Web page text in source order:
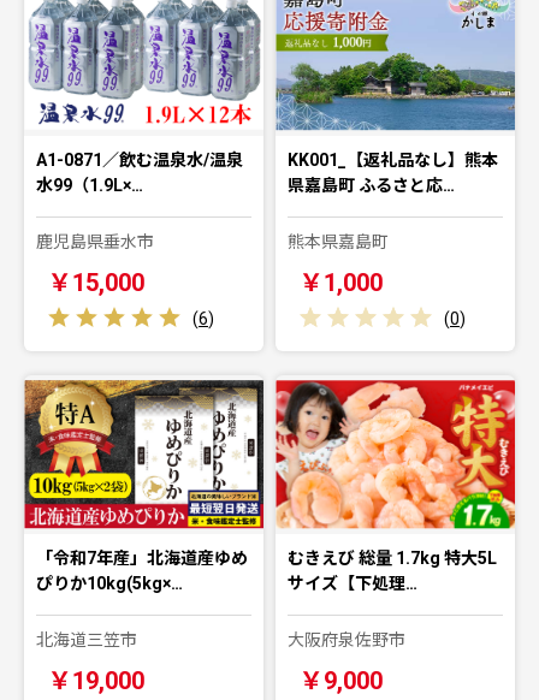
A1-0871／飲む温泉水/温泉
水99（1.9L×…
鹿児島県垂水市
￥15,000
(6)
KK001_【返礼品なし】熊本
県嘉島町 ふるさと応…
熊本県嘉島町
￥1,000
(0)
「令和7年産」北海道産ゆめ
ぴりか10kg(5kg×…
北海道三笠市
￥19,000
むきえび 総量 1.7kg 特大5L
サイズ【下処理…
大阪府泉佐野市
￥9,000